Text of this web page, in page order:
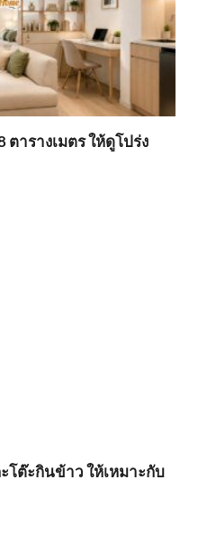
ตารางเมตร ให้ดูโปร่ง
โต๊ะกินข้าว ให้เหมาะกับ